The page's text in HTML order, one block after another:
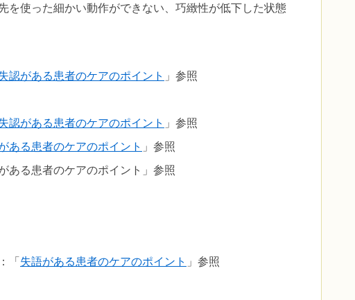
を使った細かい動作ができない、巧緻性が低下した状態
認がある患者のケアのポイント 」参照
認がある患者のケアのポイント 」参照
ある患者のケアのポイント 」参照
ある患者のケアのポイント」参照
「 失語がある患者のケアのポイント 」参照